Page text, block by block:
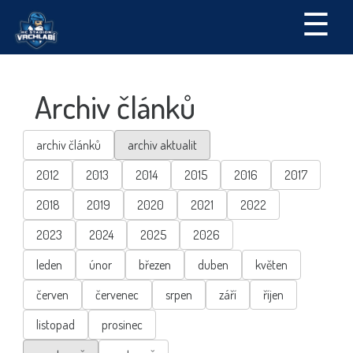
☰
Archiv článků
archiv článků
archiv aktualit
2012
2013 2014 2015 2016
2017
2018
2019 2020 2021
2022
2023
2024 2025
2026
leden
únor březen duben
květen
červen
červenec srpen září
říjen
listopad
prosinec